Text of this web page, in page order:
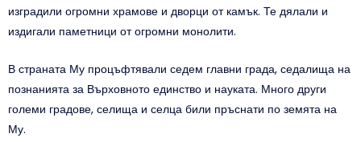
изградили огромни храмове и дворци от камък. Те дялали и
издигали паметници от огромни монолити.
В страната Му процъфтявали седем главни града, седалища на
познанията за Върховното единство и науката. Много други
големи градове, селища и селца били пръснати по земята на
Му.